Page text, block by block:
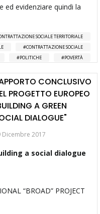
ed evidenziare quindi la
SOCIALE TERRITORIALE
CONTRATTAZIONE SOCIALE
POLITICHE POVERTÀ
CONCLUSIVO
PROGETTO EUROPEO
A GREEN
DIALOGUE"
Dicembre 2017
a social dialogue
“BROAD” PROJECT